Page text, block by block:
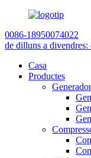
0086-18950074022
de dilluns a divendres:
Casa
Productes